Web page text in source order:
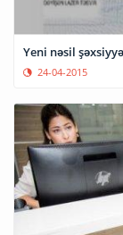
Yeni nəsil
24-04-2015